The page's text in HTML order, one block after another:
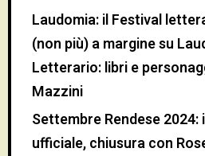
Laudomia: il Festival
(non più) a marginesu
Letterario: libri e
Mazzini
Settembre Rendese
ufficiale, chiusura con